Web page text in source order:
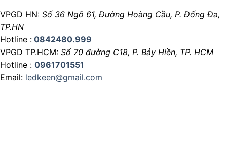
VPGD HN: Số 36 Ngõ 61, Đường Hoàng Cầu, P. Đống Đa,
TP.HN
Hotline : 0842480.999
VPGD TP.HCM: Số 70 đường C18, P. Bảy Hiền, TP. HCM
Hotline : 0961701551
Email: ledkeen@gmail.com